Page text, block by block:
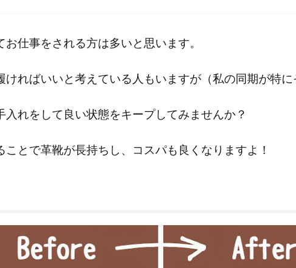
お仕事をされる方は多いと思います。
ければいいと考えている人もいますが（私の同期が特
入れをして良い状態をキープしてみませんか？
ことで革靴が長持ちし、コスパも良くなりますよ！